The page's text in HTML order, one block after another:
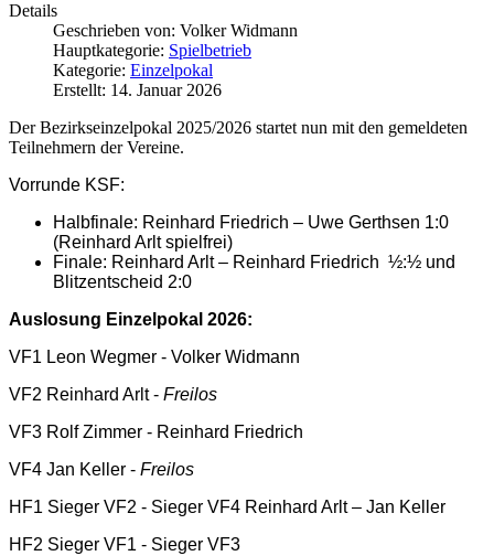
Details
Geschrieben von: Volker Widmann
Hauptkategorie: Spielbetrieb
Kategorie: Einzelpokal
Erstellt: 14. Januar 2026
Der Bezirkseinzelpokal 2025/2026 startet nun mit den gemeldeten
Teilnehmern der Vereine.
Vorrunde KSF:
Halbfinale: Reinhard Friedrich – Uwe Gerthsen 1:0
(Reinhard Arlt spielfrei)
Finale: Reinhard Arlt – Reinhard Friedrich ½:½ und
Blitzentscheid 2:0
Auslosung Einzelpokal 2026:
VF1 Leon Wegmer - Volker Widmann
VF2 Reinhard Arlt - Freilos
VF3 Rolf Zimmer - Reinhard Friedrich
VF4 Jan Keller - Freilos
HF1 Sieger VF2 - Sieger VF4 Reinhard Arlt – Jan Keller
HF2 Sieger VF1 - Sieger VF3